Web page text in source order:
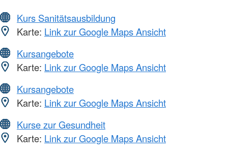
Kurs Sanitätsausbildung
Karte: Link zur Google Maps Ansicht
Kursangebote
Karte: Link zur Google Maps Ansicht
Kursangebote
Karte: Link zur Google Maps Ansicht
Kurse zur Gesundheit
Karte: Link zur Google Maps Ansicht